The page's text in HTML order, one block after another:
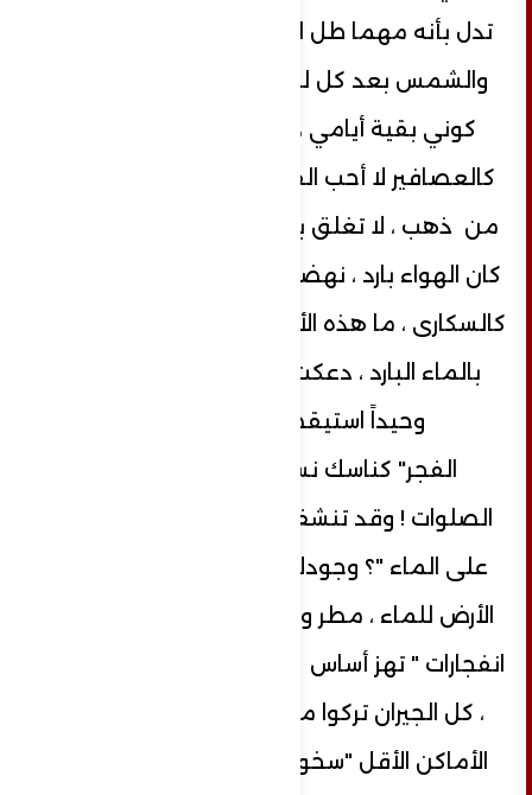
تدل بأنه مهما طل الليل ..النهار آتٍ ..آتٍ .
والشمس بعد كل ليل ،تشرق متجددة ،
كوني بقية أيامي ، كوني عشقي . أنا
كالعصافير لا أحب القفص حتى و لو كان
من ذهب ، لا تغلق باب الشرفة حتى و لو
كان الهواء بارد ، نهضت من سريري أتمايل
كالسكارى ، ما هذه الأحلام ؟ غسلت وجهي
بالماء البارد ، دعكت عينيّ ،ها أنا أقف
وحيداً استيقظ في
الفجر" كناسك نسي كيف يبدأ تراتيل
الصلوات ! وقد تنشف ماء الوضوء " حيّ
على الماء "؟ وجودك في حياتي كحاجة
الأرض للماء ، مطر وريح وخراب وأصوات "
انفجارات " تهز أساس البيت ، كما تهز قلبي
، كل الجيران تركوا منازلهم ؟ توزعوا في
الأماكن الأقل "سخونة " ، والأقل تعرض